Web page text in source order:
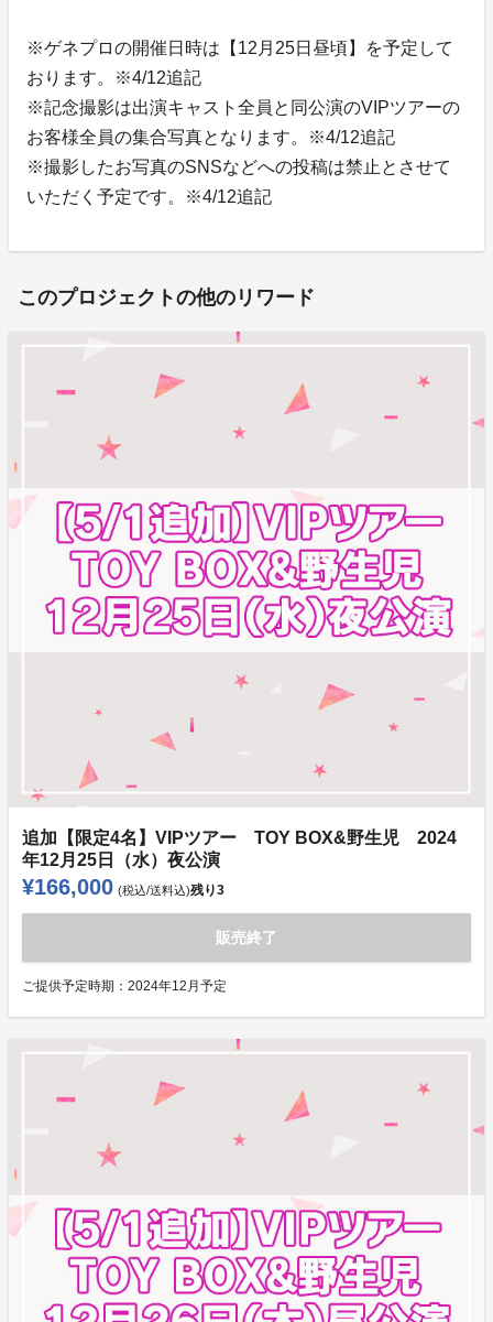
※ゲネプロの開催日時は【12月25日昼頃】を予定して
おります。※4/12追記
※記念撮影は出演キャスト全員と同公演のVIPツアーの
お客様全員の集合写真となります。※4/12追記
※撮影したお写真のSNSなどへの投稿は禁止とさせて
いただく予定です。※4/12追記
このプロジェクトの他のリワード
追加【限定4名】VIPツアー TOY BOX&野生児 2024
年12月25日（水）夜公演
¥166,000 (税込/送料込)残り3
販売終了
ご提供予定時期： 2024年12月予定